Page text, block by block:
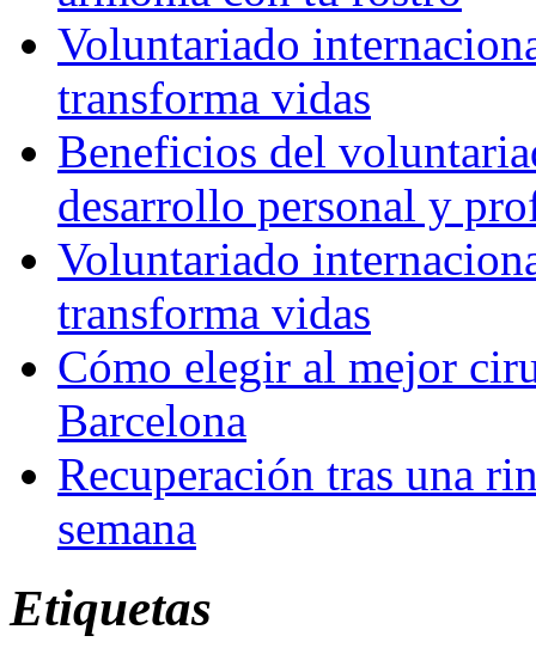
Voluntariado
transforma vidas
Beneficios del
desarrollo personal y
Voluntariado
transforma vidas
Cómo elegir al mejor
Barcelona
Recuperación tras una
semana
Etiquetas